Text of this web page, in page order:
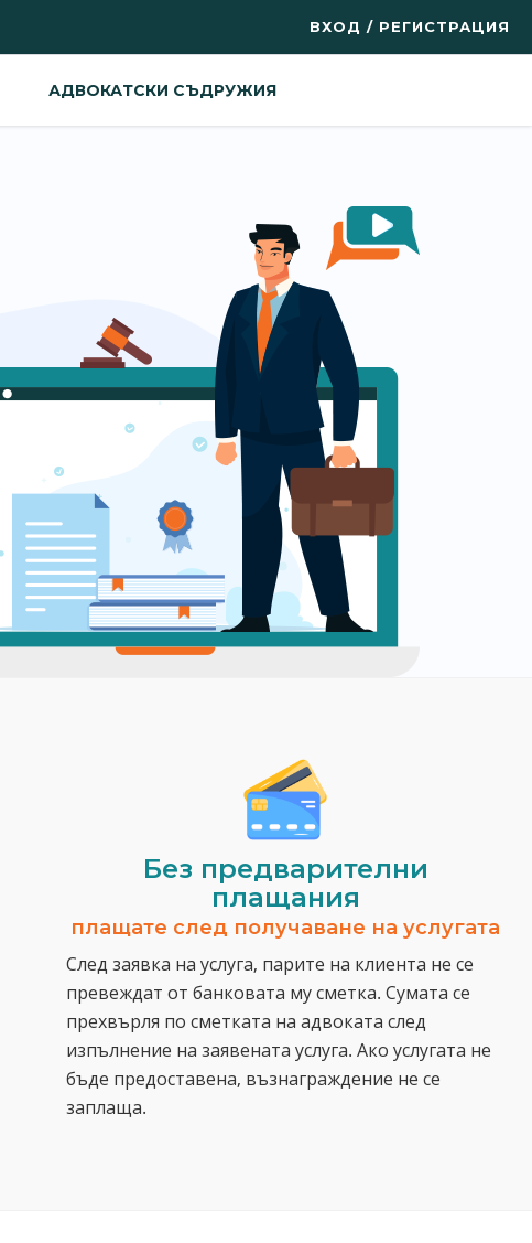
ВХОД / РЕГИСТРАЦИЯ
АДВОКАТСКИ СЪДРУЖИЯ
Без предварителни
плащания
плащате след получаване на услугата
След заявка на услуга, парите на клиента не се
превеждат от банковата му сметка. Сумата се
прехвърля по сметката на адвоката след
изпълнение на заявената услуга. Ако услугата не
бъде предоставена, възнаграждение не се
заплаща.